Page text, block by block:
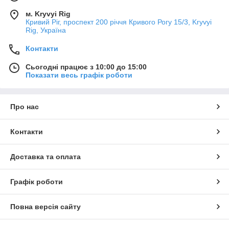
м. Kryvyi Rig
Кривий Ріг, проспект 200 річчя Кривого Рогу 15/3, Kryvyi
Rig, Україна
Контакти
Сьогодні працює з 10:00 до 15:00
Показати весь графік роботи
Про нас
Контакти
Доставка та оплата
Графік роботи
Повна версія сайту